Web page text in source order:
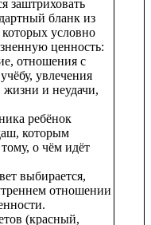
заштриховать
бланк из
условно
ценность:
отношения с
увлечения
и неудачи,
ребёнок
которым
о чём идёт
выбирается,
отношении
(красный,